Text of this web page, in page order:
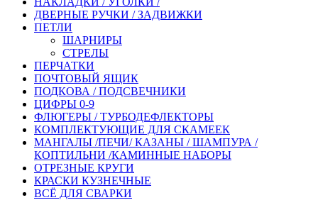
ДВЕРНЫЕ РУЧКИ / ЗАДВИЖКИ
ПЕТЛИ
ШАРНИРЫ
СТРЕЛЫ
ПЕРЧАТКИ
ПОЧТОВЫЙ ЯЩИК
ПОДКОВА / ПОДСВЕЧНИКИ
ЦИФРЫ 0-9
ФЛЮГЕРЫ / ТУРБОДЕФЛЕКТОРЫ
КОМПЛЕКТУЮЩИЕ ДЛЯ СКАМЕЕК
МАНГАЛЫ /ПЕЧИ/ КАЗАНЫ / ШАМПУРА /
КОПТИЛЬНИ /КАМИННЫЕ НАБОРЫ
ОТРЕЗНЫЕ КРУГИ
КРАСКИ КУЗНЕЧНЫЕ
ВСЁ ДЛЯ СВАРКИ